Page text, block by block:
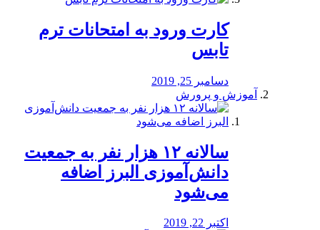
کارت ورود به امتحانات ترم
تابس
دسامبر 25, 2019
آموزش و پرورش
️سالانه ۱۲ هزار نفر به جمعیت
دانش‌آموزی البرز اضافه
می‌شود
اکتبر 22, 2019